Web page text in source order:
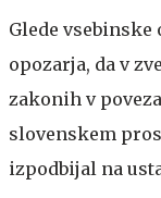
Glede vsebinske
opozarja, da v
zakonih v
slovenskem
izpodbijal na